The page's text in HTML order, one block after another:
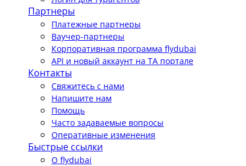
Партнеры
Платежные партнеры
Ваучер-партнеры
Корпоративная программа flydubai
API и новый аккаунт на TA портале
Контакты
Свяжитесь с нами
Напишите нам
Помощь
Часто задаваемые вопросы
Оперативные изменения
Быстрые ссылки
О flydubai